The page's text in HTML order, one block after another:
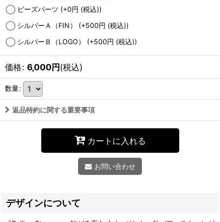
ビーズパーツ (+0円 (税込))
シルバーＡ（FIN） (+500円 (税込))
シルバーＢ（LOGO） (+500円 (税込))
価格: 6,000円(税込)
数量:
返品特約に関する重要事項
カートに入れる
お問い合わせ
デザインについて